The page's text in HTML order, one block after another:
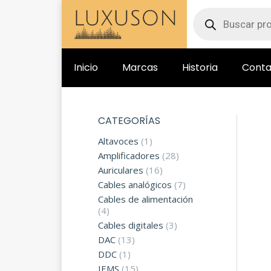
Inicio Marcas Historia
CATEGORÍAS
Altavoces (1)
Amplificadores (28)
Auriculares (16)
Cables analógicos (7)
Cables de alimentación
(4)
Cables digitales (3)
DAC (13)
DDC (1)
IEMS (15)